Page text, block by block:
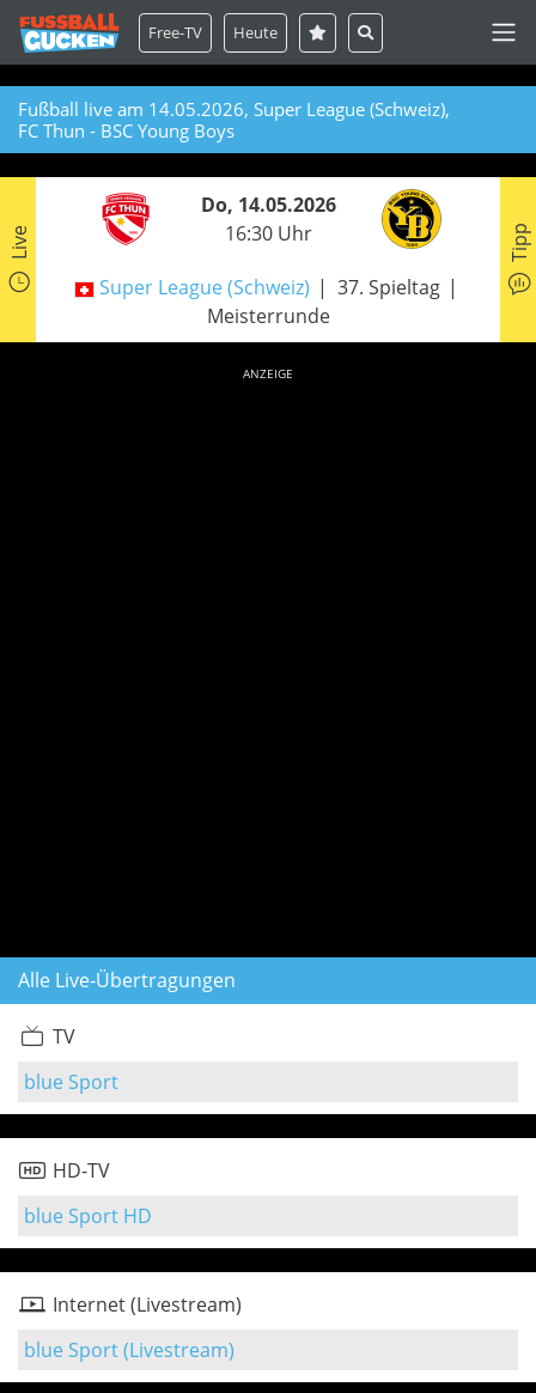
Free-TV Heute
Fußball live am 14.05.2026, Super League (Schweiz),
FC Thun - BSC Young Boys
Live
Do, 14.05.2026
16:30 Uhr
Super League (Schweiz)
37. Spieltag
Meisterrunde
Tipp
ANZEIGE
Alle Live-Übertragungen
TV
blue Sport
HD-TV
blue Sport HD
Internet (Livestream)
blue Sport (Livestream)